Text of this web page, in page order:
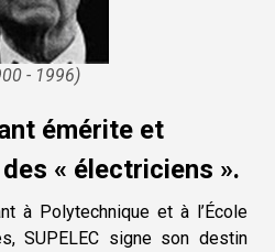
- 1996)
émérite et
« électriciens ».
à Polytechnique et à l’École
SUPELEC signe son destin